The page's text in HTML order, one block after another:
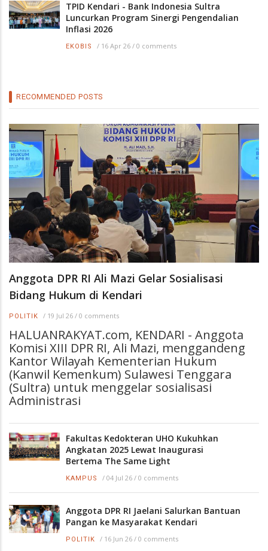
TPID Kendari - Bank Indonesia Sultra
Luncurkan Program Sinergi Pengendalian
Inflasi 2026
EKOBIS / 16 Apr 26 / 0 comments
RECOMMENDED POSTS
Anggota DPR RI Ali Mazi Gelar Sosialisasi
Bidang Hukum di Kendari
POLITIK / 19 Jul 26 / 0 comments
HALUANRAKYAT.com, KENDARI - Anggota
Komisi XIII DPR RI, Ali Mazi, menggandeng
Kantor Wilayah Kementerian Hukum
(Kanwil Kemenkum) Sulawesi Tenggara
(Sultra) untuk menggelar sosialisasi
Administrasi
Fakultas Kedokteran UHO Kukuhkan
Angkatan 2025 Lewat Inaugurasi
Bertema The Same Light
KAMPUS / 04 Jul 26 / 0 comments
Anggota DPR RI Jaelani Salurkan Bantuan
Pangan ke Masyarakat Kendari
POLITIK / 16 Jun 26 / 0 comments